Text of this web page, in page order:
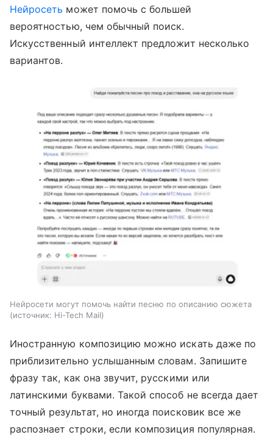
Нейросеть может помочь с большей
вероятностью, чем обычный поиск.
Искусственный интеллект предложит несколько
вариантов.
Нейросети могут помочь найти песню по описанию сюжета
источник: Hi-Tech Mail
Иностранную композицию можно искать даже по
приблизительно услышанным словам. Запишите
фразу так, как она звучит, русскими или
латинскими буквами. Такой способ не всегда дает
точный результат, но иногда поисковик все же
распознает строки, если композиция популярная.